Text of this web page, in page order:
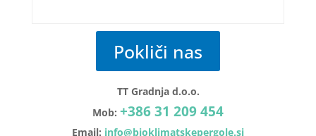
Pokliči nas
TT Gradnja d.o.o.
Mob: +386 31 209 454
Email: info@bioklimatskepergole.si